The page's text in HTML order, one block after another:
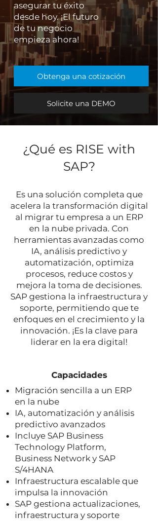
asegurar tu éxito
desde hoy. ¡El futuro
de tu negocio
empieza ahora!
Obtenga una cotización
Solicite una DEMO
¿Qué es RISE with
SAP?
Es una solución completa que
acelera la transformación digital
al migrar tu empresa a un ERP
en la nube privada. Con
herramientas avanzadas como
IA, análisis predictivo y
automatización, optimiza
procesos, reduce costos y
mejora la toma de decisiones.
SAP gestiona la infraestructura y
soporte, permitiendo que te
enfoques en el crecimiento y la
innovación. ¡Es la clave para
liderar en la era digital!
Capacidades
Migración sencilla a un ERP
en la nube
IA, automatización y análisis
predictivo avanzados
Incluye SAP Business
Technology Platform,
Business Network y SAP
S/4HANA
Infraestructura escalable que
impulsa la innovación
SAP gestiona actualizaciones,
infraestructura y soporte